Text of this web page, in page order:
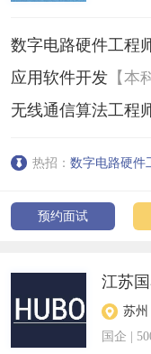
数字电路硬件工程
应用软件开发【本
无线通信算法工程
热招： 数字电路硬件
预约面试
江苏
苏州
国企 |